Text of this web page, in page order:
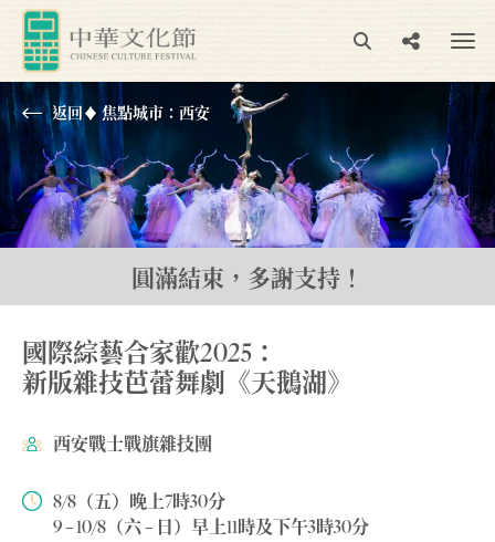
返回♦︎ 焦點城市：西安
國際綜藝合家歡2025：
新版雜技芭蕾舞劇《天鵝湖》
西安戰士戰旗雜技團
8/8（五）晚上7時30分
9 – 10/8（六 – 日）早上11時及下午3時30分
圓滿結束，多謝支持！